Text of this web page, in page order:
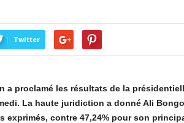
Twitter
a proclamé les résultats de la
La haute juridiction a donné Ali
exprimés, contre 47,24% pour son